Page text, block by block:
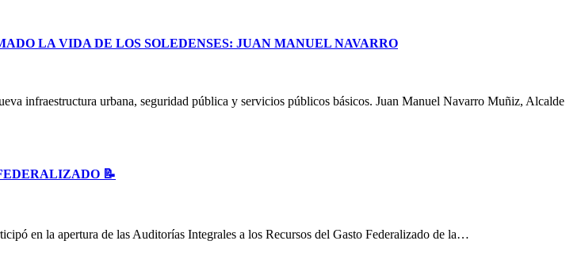
LA VIDA DE LOS SOLEDENSES: JUAN MANUEL NAVARRO
infraestructura urbana, seguridad pública y servicios públicos básicos. Juan Manuel Navarro Muñiz, Alcalde
📝
en la apertura de las Auditorías Integrales a los Recursos del Gasto Federalizado de la…